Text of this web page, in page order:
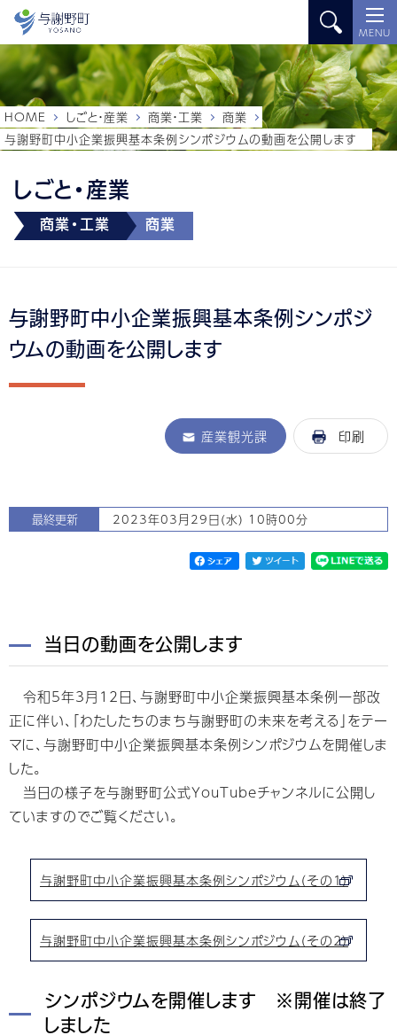
MENU
しごと・産業
商業・工業 商業
HOME しごと・産業 商業・工業
商業
与謝野町中小企業振興基本条例シンポジウムの動画を公開します
与謝野町中小企業振興基本条例シンポジ
ウムの動画を公開します
産業観光課 印刷
最終更新 2023年03月29日(水) 10時00分
当日の動画を公開します
令和5年3月12日、与謝野町中小企業振興基本条例一部改
正に伴い、「わたしたちのまち与謝野町の未来を考える」をテー
マに、与謝野町中小企業振興基本条例シンポジウムを開催しま
した。
当日の様子を与謝野町公式YouTubeチャンネルに公開し
ていますのでご覧ください。
与謝野町中小企業振興基本条例シンポジウム（その1）
与謝野町中小企業振興基本条例シンポジウム（その2）
シンポジウムを開催します ※開催は終了
しました